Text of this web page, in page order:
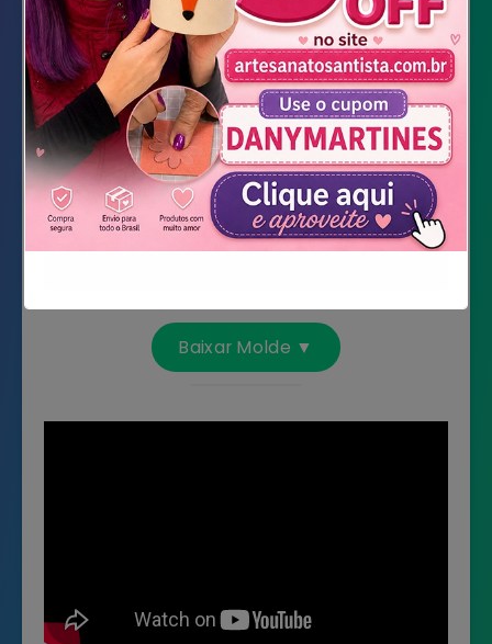
Material Necessário
Pegboard
Beads coloridos
Fita crepe
Papel manteiga
Ferro
Baixar Molde ▼
Não mostrar novamente